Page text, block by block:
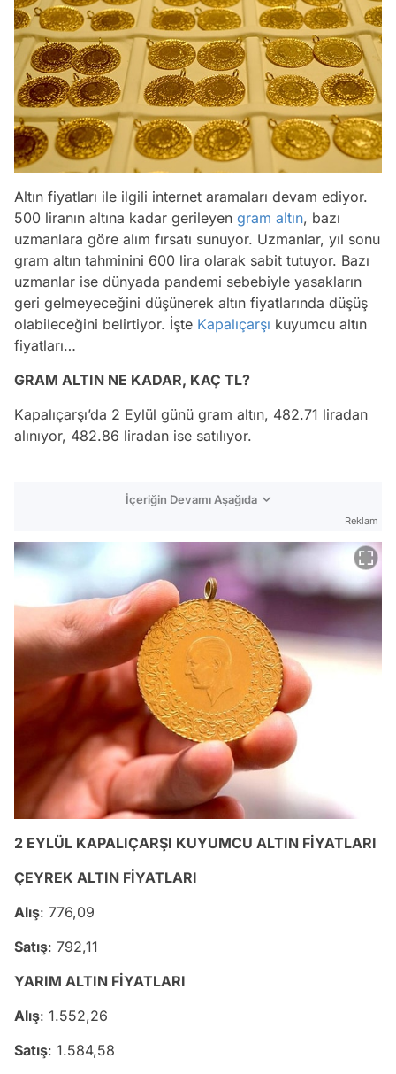
Altın fiyatları ile ilgili internet aramaları devam ediyor.
500 liranın altına kadar gerileyen gram altın, bazı
uzmanlara göre alım fırsatı sunuyor. Uzmanlar, yıl sonu
gram altın tahminini 600 lira olarak sabit tutuyor. Bazı
uzmanlar ise dünyada pandemi sebebiyle yasakların
geri gelmeyeceğini düşünerek altın fiyatlarında düşüş
olabileceğini belirtiyor. İşte Kapalıçarşı kuyumcu altın
fiyatları…
GRAM ALTIN NE KADAR, KAÇ TL?
Kapalıçarşı’da 2 Eylül günü gram altın, 482.71 liradan
alınıyor, 482.86 liradan ise satılıyor.
İçeriğin Devamı Aşağıda
Reklam
2 EYLÜL KAPALIÇARŞI KUYUMCU ALTIN FİYATLARI
ÇEYREK ALTIN FİYATLARI
Alış: 776,09
Satış: 792,11
YARIM ALTIN FİYATLARI
Alış: 1.552,26
Satış: 1.584,58